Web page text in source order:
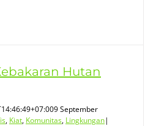
Hutan
9 September
, Kiat, Komunitas, Lingkungan|